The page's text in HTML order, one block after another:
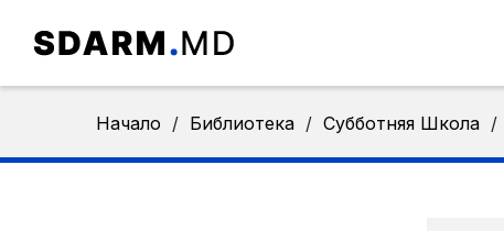
Начало / Библиотека / Субботняя Школа /